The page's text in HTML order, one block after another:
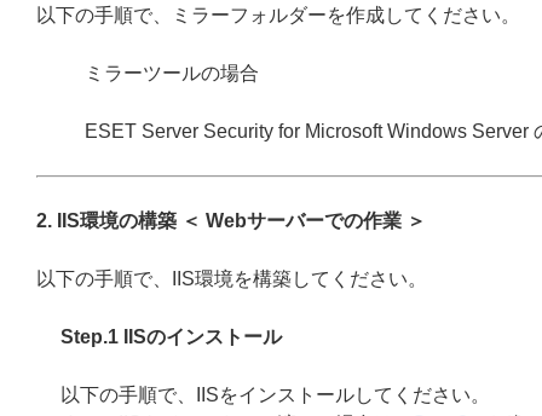
以下の手順で、ミラーフォルダーを作成してください。
ミラーツールの場合
ESET Server Security for Microsoft Windows Server
2. IIS環境の構築 ＜ Webサーバーでの作業 ＞
以下の手順で、IIS環境を構築してください。
Step.1 IISのインストール
以下の手順で、IISをインストールしてください。